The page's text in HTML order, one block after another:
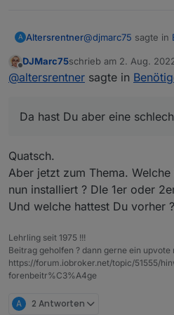
A Altersrentner@djmarc75 sagte in
Jetzt hab ichs
Grafana läuft
Es fehlt nur noch
der InfluxDB
Offline
DJMarc75schrieb am 2. Aug.
zuletzt editiert von
@altersrentner sagte in
Da hast Du aber eine
Quatsch.
Aber jetzt zum Thema.
nun installiert ? DIe 1er oder
Und welche hattest Du vorher ?
Lehrling seit 1975 !!!
Beitrag geholfen ? dann gerne ein
https://forum.iobroker.net/topic/51555/
forenbeitr%C3%A4ge
A 2 Antworten